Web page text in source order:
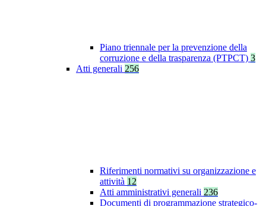
Piano triennale per la prevenzione della
corruzione e della trasparenza (PTPCT) 3
Atti generali 256
Riferimenti normativi su organizzazione e
attività 12
Atti amministrativi generali 236
Documenti di programmazione strategico-